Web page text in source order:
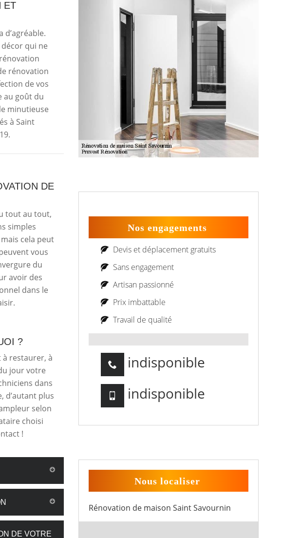
ET
qui ne
rénovation
de vos
au goût du
minutieuse
à Saint
DE
tout au tout,
simples
cela peut
vous
du
avoir des
dans le
?
à restaurer, à
jour votre
dans
d’autant plus
selon
choisi
!
DE VOTRE
Nos engagements
Devis et déplacement gratuits
Sans engagement
Artisan passionné
Prix imbattable
Travail de qualité
indisponible
indisponible
Nous localiser
Rénovation de maison Saint Savournin